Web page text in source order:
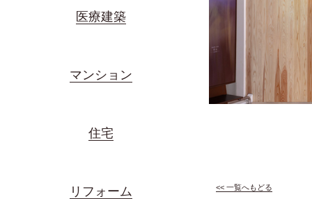
<< 一覧へもどる
医療建築
マンション
住宅
リフォーム